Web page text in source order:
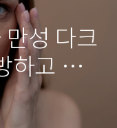
성 다크
하고 해